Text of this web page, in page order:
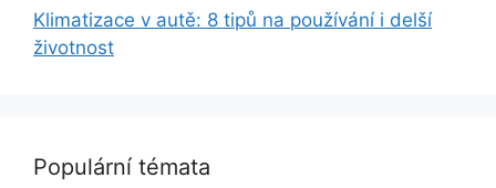
Klimatizace v autě: 8 tipů na používání i delší
životnost
Populární témata